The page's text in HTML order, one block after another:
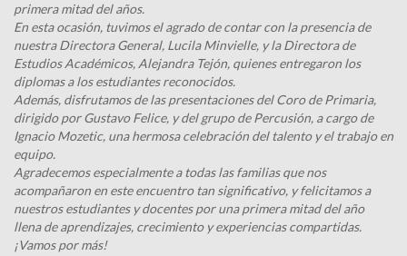
primera mitad del años.
En esta ocasión, tuvimos el agrado de contar con la presencia de
nuestra Directora General, Lucila Minvielle, y la Directora de
Estudios Académicos, Alejandra Tejón, quienes entregaron los
diplomas a los estudiantes reconocidos.
Además, disfrutamos de las presentaciones del Coro de Primaria,
dirigido por Gustavo Felice, y del grupo de Percusión, a cargo de
Ignacio Mozetic, una hermosa celebración del talento y el trabajo en
equipo.
Agradecemos especialmente a todas las familias que nos
acompañaron en este encuentro tan significativo, y felicitamos a
nuestros estudiantes y docentes por una primera mitad del año
llena de aprendizajes, crecimiento y experiencias compartidas.
¡Vamos por más!